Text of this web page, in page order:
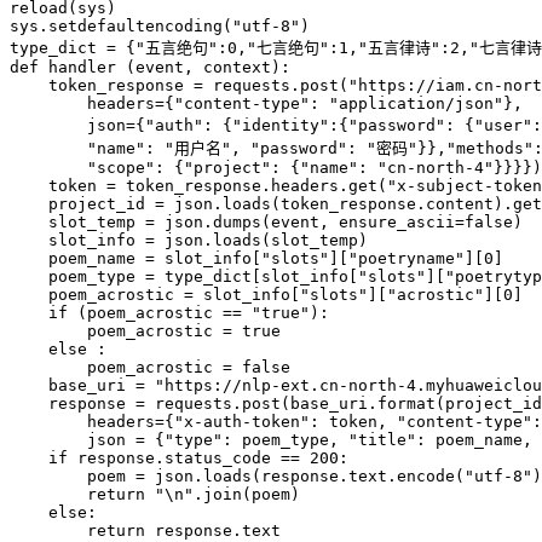
reload(sys)
sys.setdefaultencoding("utf-8")
type_dict = {"五言绝句":0,"七言绝句":1,"五言律诗":2,"七言律
def handler (event, context):
token_response = requests.post("https://iam.cn-
        headers={"content-type": "application/json"},
json={"auth": {"identity":{"password":
"name": "用户名", "password": "密码
        "scope": {"project": {"name": "cn-north-4"}}}})
token = token_response.headers.get("x-subject-
project_id =
    slot_temp = json.dumps(event, ensure_ascii=false)
    slot_info = json.loads(slot_temp)
    poem_name = slot_info["slots"]["poetryname"][0]
poem_type =
    poem_acrostic = slot_info["slots"]["acrostic"][0]
    if (poem_acrostic == "true"):
        poem_acrostic = true
    else :
        poem_acrostic = false
base_uri = "https://nlp-ext.cn-north-
response =
headers={"x-auth-token": token, "content-
json = {"type": poem_type, "title": poem_name,
    if response.status_code == 200:
poem = json.loads(response.text.encode("utf-
        return "\n".join(poem)
    else:
        return response.text